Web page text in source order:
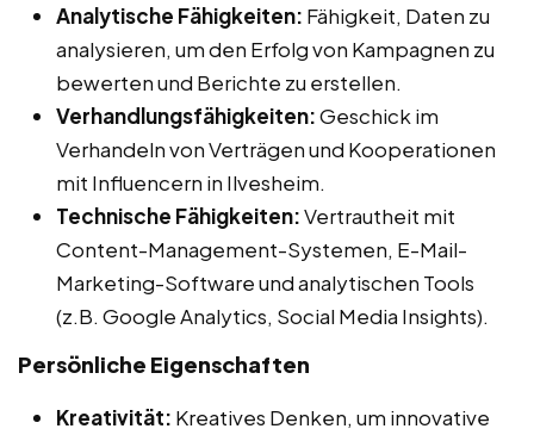
Analytische Fähigkeiten: Fähigkeit, Daten zu
analysieren, um den Erfolg von Kampagnen zu
bewerten und Berichte zu erstellen.
Verhandlungsfähigkeiten:Geschick im
Verhandeln von Verträgen und Kooperationen
mit Influencern in Ilvesheim.
Technische Fähigkeiten:Vertrautheit mit
Content-Management-Systemen, E-Mail-
Marketing-Software und analytischen Tools
(z.B. Google Analytics, Social Media Insights).
Persönliche Eigenschaften
Kreativität: Kreatives Denken, um innovative